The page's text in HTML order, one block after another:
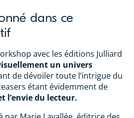
dans ce
avec les éditions Julliard
un univers
de dévoiler toute l’intrigue du
étant évidemment de
l’envie du lecteur.